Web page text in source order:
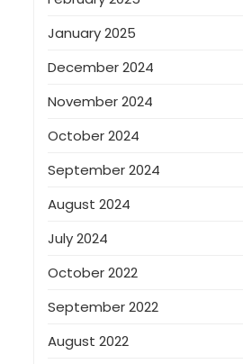
January 2025
December 2024
November 2024
October 2024
September 2024
August 2024
July 2024
October 2022
September 2022
August 2022